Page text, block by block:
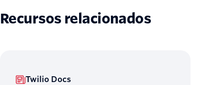
Recursos relacionados
Twilio Docs